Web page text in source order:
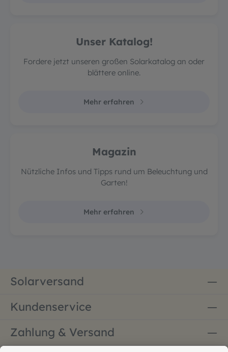
Unser Katalog!
Fordere jetzt unseren großen Solarkatalog an oder
blättere online.
Mehr erfahren
Magazin
Nützliche Infos und Tipps rund um Beleuchtung und
Garten!
Mehr erfahren
Solarversand
Kundenservice
Zahlung & Versand